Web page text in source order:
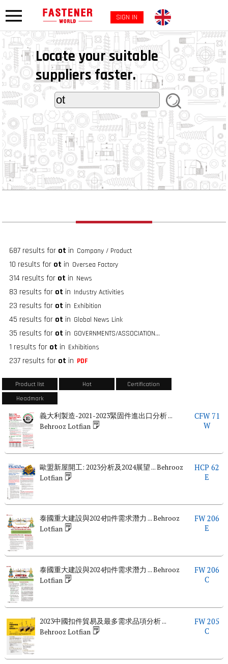
SIGN IN
Locate your suitable
suppliers faster.
687 results for ot in Company / Product
10 results for ot in Oversea Factory
314 results for ot in News
83 results for ot in Industry Activities
23 results for ot in Exhibition
45 results for ot in Global News Link
35 results for ot in GOVERNMENTS/ASSOCIATIONS/FASTENER GROUPS
1 results for ot in Exhibitions
237 results for ot in PDF
Product list Hot
Certification
Headmark
義大利製造-2021-2023緊固件進出口分析 ...
Behrooz Lotfian
CFW 71
W
歐盟新屋開工: 2023分析及2024展望 ... Behrooz
Lotfian
HCP 62
E
泰國重大建設與2024扣件需求潛力 ... Behrooz
Lotfian
FW 206
E
泰國重大建設與2024扣件需求潛力 ... Behrooz
Lotfian
FW 206
C
2023中國扣件貿易及最多需求品項分析 ...
Behrooz Lotfian
FW 205
C